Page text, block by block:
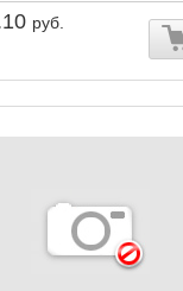
руб.